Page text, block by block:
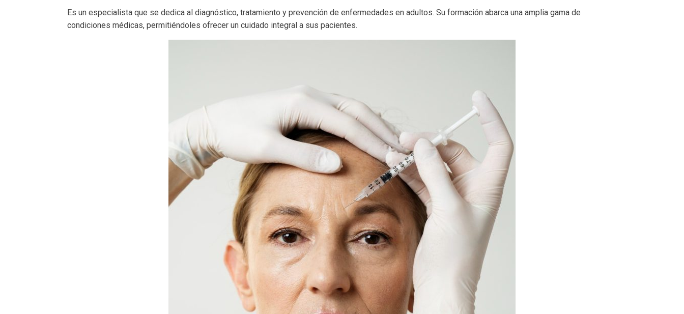
Es un especialista que se dedica al diagnóstico, tratamiento y prevención de enfermedades en adultos. Su formación abarca una amplia gama de
condiciones médicas, permitiéndoles ofrecer un cuidado integral a sus pacientes.